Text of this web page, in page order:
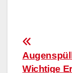
Wichtige